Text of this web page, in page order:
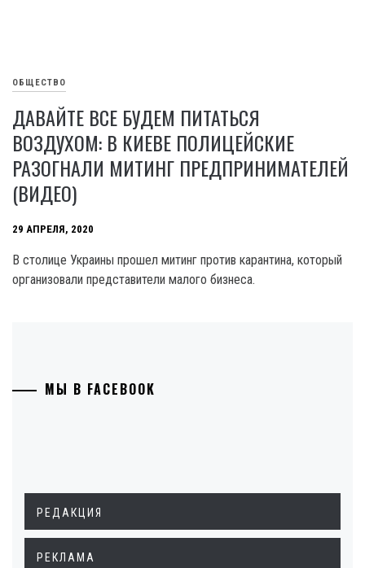
ОБЩЕСТВО
ДАВАЙТЕ ВСЕ БУДЕМ ПИТАТЬСЯ
ВОЗДУХОМ: В КИЕВЕ ПОЛИЦЕЙСКИЕ
РАЗОГНАЛИ МИТИНГ ПРЕДПРИНИМАТЕЛЕЙ
(ВИДЕО)
29 АПРЕЛЯ, 2020
В столице Украины прошел митинг против карантина, который
организовали представители малого бизнеса.
МЫ В FACEBOOK
РЕДАКЦИЯ
РЕКЛАМА